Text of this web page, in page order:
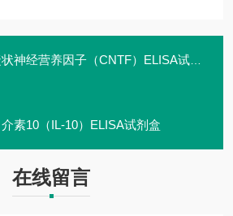
神经营养因子（CNTF）ELISA试剂盒
素10（IL-10）ELISA试剂盒
在线留言